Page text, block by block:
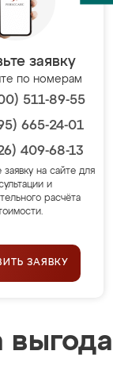
заявку
по номерам
511-89-55
665-24-01
409-68-13
заявку на сайте для
и
расчёта
ЗАЯВКУ